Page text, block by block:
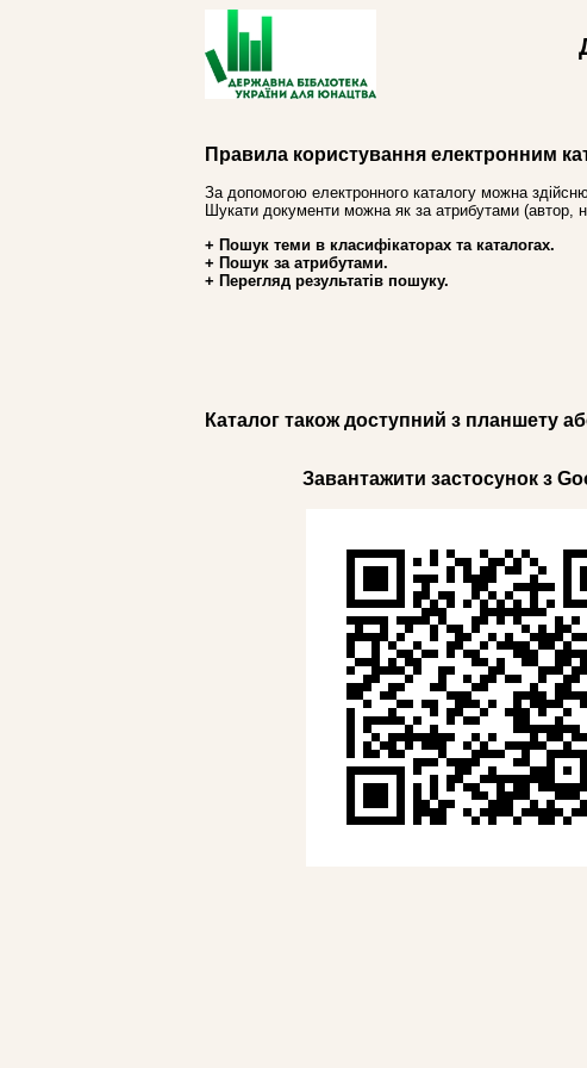
Правила користування електронним
За допомогою електронного каталогу можна
Шукати документи можна як за атрибутами (автор,
+ Пошук теми в класифікаторах та каталогах.
+ Пошук за атрибутами.
+ Перегляд результатів пошуку.
Каталог також доступний з планшету
Завантажити застосунок з